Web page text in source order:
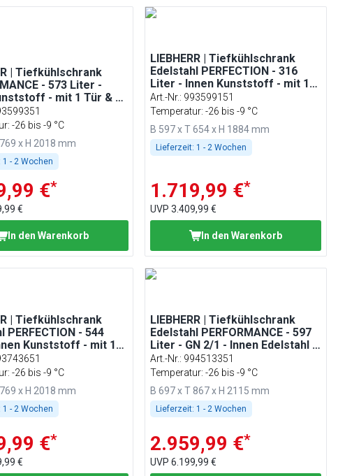
| Tiefkühlschrank
- 573 Liter -
- mit 1 Tür & 12
- Weiß
-26 bis -9 °C
x H 2018 mm
1 - 2 Wochen
€*
€
In den Warenkorb
LIEBHERR | Tiefkühlschrank
Edelstahl PERFECTION - 316
Liter - Innen Kunststoff - mit 1
Tür
Art.-Nr.: 993599151
Temperatur: -26 bis -9 °C
B 597 x T 654 x H 1884 mm
Lieferzeit: 1 - 2 Wochen
1.719,99 €*
UVP 3.409,99 €
In den Warenkorb
| Tiefkühlschrank
PERFECTION - 544
Kunststoff - mit 1
-26 bis -9 °C
x H 2018 mm
1 - 2 Wochen
€*
€
LIEBHERR | Tiefkühlschrank
Edelstahl PERFORMANCE - 597
Liter - GN 2/1 - Innen Edelstahl -
mit 1 Tür
Art.-Nr.: 994513351
Temperatur: -26 bis -9 °C
B 697 x T 867 x H 2115 mm
Lieferzeit: 1 - 2 Wochen
2.959,99 €*
UVP 6.199,99 €